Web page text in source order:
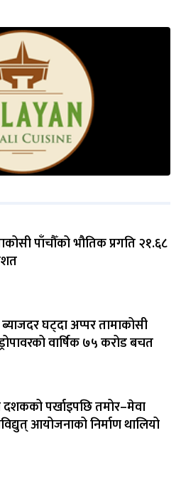
पाँचौँको भौतिक प्रगति २१.६८
घट्दा अप्पर तामाकोसी
वार्षिक ७५ करोड बचत
दशकको पर्खाइपछि तमोर–मेवा
आयोजनाको निर्माण थालियो